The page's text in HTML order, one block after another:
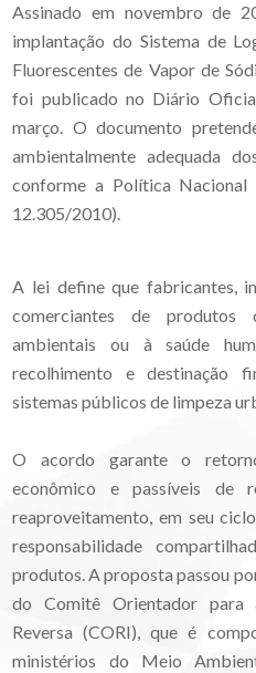
Assinado em novembro de
implantação do Sistema de
Fluorescentes de Vapor de
foi publicado no Diário
março. O documento
ambientalmente adequada
conforme a Política Nacional
12.305/2010).
A lei define que fabricantes,
comerciantes de produtos
ambientais ou à saúde
recolhimento e destinação
sistemas públicos de limpeza
O acordo garante o
econômico e passíveis de
reaproveitamento, em seu
responsabilidade
produtos. A proposta passou
do Comitê Orientador para
Reversa (CORI), que é
ministérios do Meio